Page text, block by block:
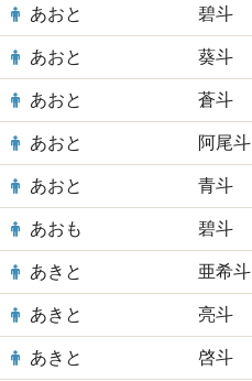
あおと 碧斗
あおと 葵斗
あおと 蒼斗
あおと 阿尾斗
あおと 青斗
あおも 碧斗
あきと 亜希斗
あきと 亮斗
あきと 啓斗